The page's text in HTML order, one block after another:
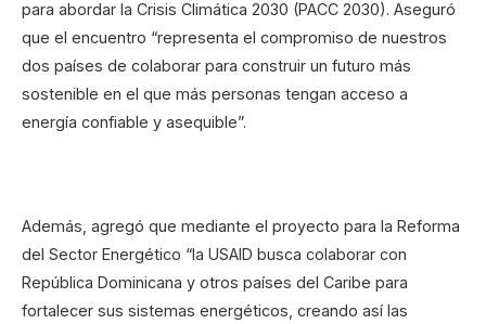
para abordar la Crisis Climática 2030 (PACC 2030). Aseguró
que el encuentro “representa el compromiso de nuestros
dos países de colaborar para construir un futuro más
sostenible en el que más personas tengan acceso a
energía confiable y asequible”.
Además, agregó que mediante el proyecto para la Reforma
del Sector Energético “la USAID busca colaborar con
República Dominicana y otros países del Caribe para
fortalecer sus sistemas energéticos, creando así las